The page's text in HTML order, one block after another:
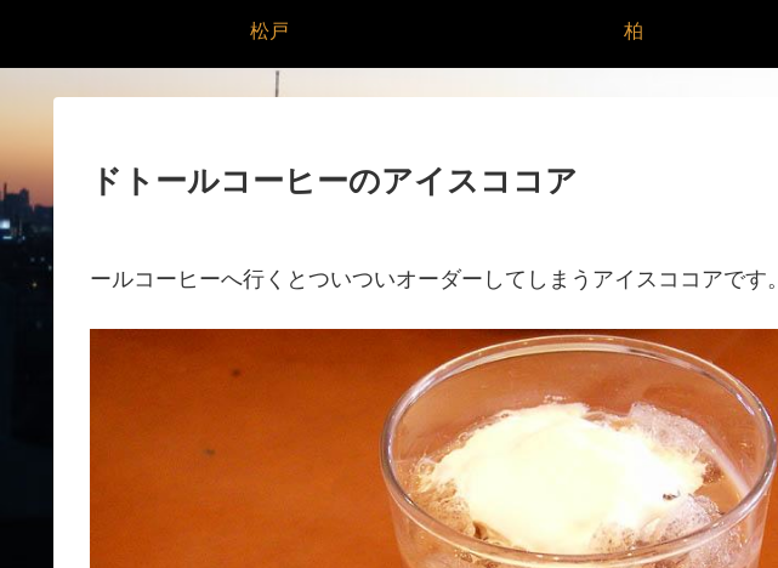
松戸 柏
ドトールコーヒーのアイスココア
ールコーヒーへ行くとついついオーダーしてしまうアイスココアです。